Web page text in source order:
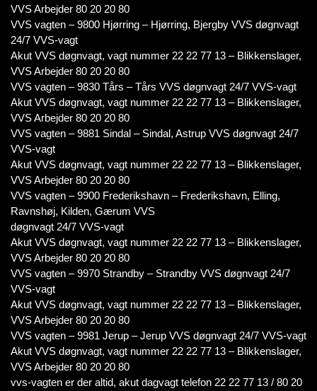
VVS Arbejder 80 20 20 80
VVS vagten – 9800 Hjørring – Hjørring, Bjergby VVS døgnvagt
24/7 VVS-vagt
Akut VVS døgnvagt, vagt nummer 22 22 77 13 – Blikkenslager,
VVS Arbejder 80 20 20 80
VVS vagten – 9830 Tårs – Tårs VVS døgnvagt 24/7 VVS-vagt
Akut VVS døgnvagt, vagt nummer 22 22 77 13 – Blikkenslager,
VVS Arbejder 80 20 20 80
VVS vagten – 9881 Sindal – Sindal, Astrup VVS døgnvagt 24/7
VVS-vagt
Akut VVS døgnvagt, vagt nummer 22 22 77 13 – Blikkenslager,
VVS Arbejder 80 20 20 80
VVS vagten – 9900 Frederikshavn – Frederikshavn, Elling,
Ravnshøj, Kilden, Gærum VVS
døgnvagt 24/7 VVS-vagt
Akut VVS døgnvagt, vagt nummer 22 22 77 13 – Blikkenslager,
VVS Arbejder 80 20 20 80
VVS vagten – 9970 Strandby – Strandby VVS døgnvagt 24/7
VVS-vagt
Akut VVS døgnvagt, vagt nummer 22 22 77 13 – Blikkenslager,
VVS Arbejder 80 20 20 80
VVS vagten – 9981 Jerup – Jerup VVS døgnvagt 24/7 VVS-vagt
Akut VVS døgnvagt, vagt nummer 22 22 77 13 – Blikkenslager,
VVS Arbejder 80 20 20 80
vvs-vagten er der altid, akut dagvagt telefon 22 22 77 13 / 80 20